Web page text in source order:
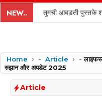
content
NEW.. तुमची आवडती पुस्तके
Home - Article -
रुझान और अपडेट 2025
Article